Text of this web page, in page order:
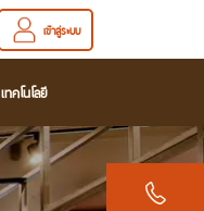
เข้าสู่ระบบ
เทคโนโลยี